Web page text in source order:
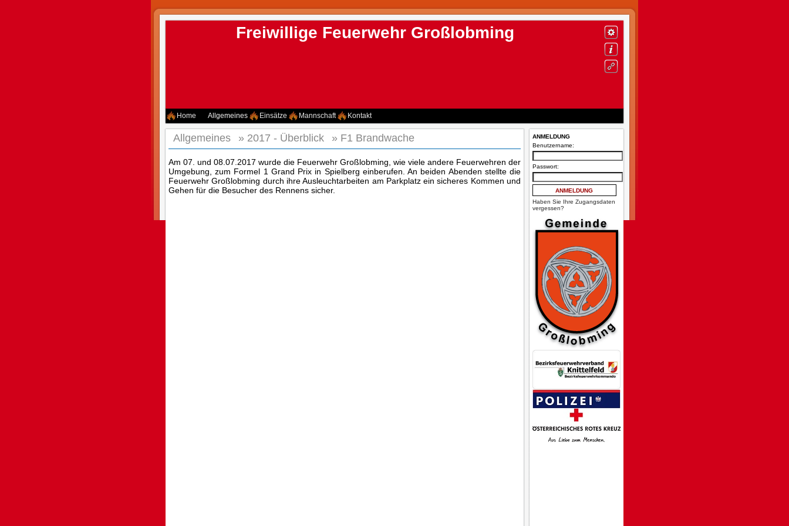
Freiwillige Feuerwehr Großlobming
Home Allgemeines Einsätze Mannschaft Kontakt
Allgemeines » 2017 - Überblick » F1 Brandwache
Am 07. und 08.07.2017 wurde die Feuerwehr Großlobming, wie viele andere Feuerwehren der
Umgebung, zum Formel 1 Grand Prix in Spielberg einberufen. An beiden Abenden stellte die
Feuerwehr Großlobming durch ihre Ausleuchtarbeiten am Parkplatz ein sicheres Kommen und
Gehen für die Besucher des Rennens sicher.
ANMELDUNG
Benutzername:
Passwort:
Haben Sie Ihre Zugangsdaten
vergessen?